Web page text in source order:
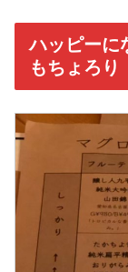
ハッピーに
もちょろり